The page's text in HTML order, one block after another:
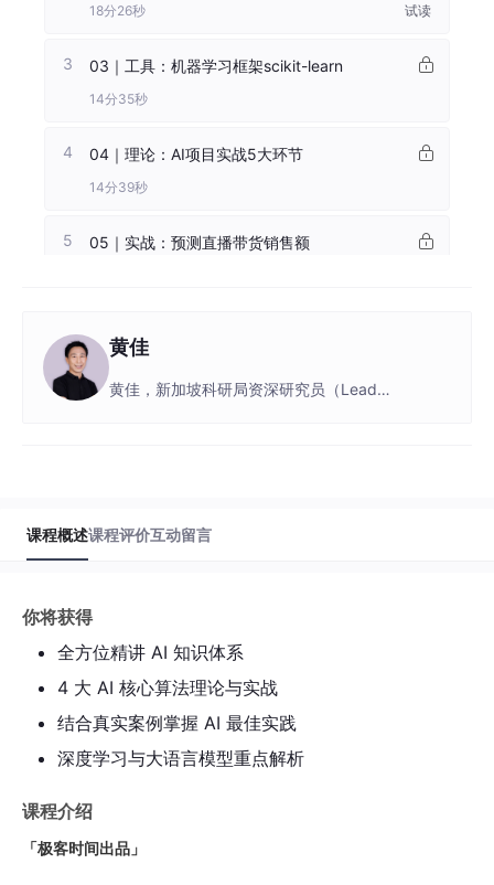
18分26秒 试读
3 03｜工具：机器学习框架scikit-learn
14分35秒
4 04｜理论：AI项目实战5大环节
14分39秒
5 05｜实战：预测直播带货销售额
1 06｜探索数据中蕴含的故事和商机
3
1 09｜各种各样的回归算法
40分45秒
2
10｜实战：通过回归模型预测电商用户的生
21分43秒
第四章 · 分类算法在医疗诊断中的应用
黄佳
黄佳，新加坡科研局资深研究员（Lead
图解：大模型是怎样构建的》《数据分析咖哥十
课程概述课程评价互动留言
你将获得
全方位精讲 AI 知识体系
4 大 AI 核心算法理论与实战
结合真实案例掌握 AI 最佳实践
深度学习与大语言模型重点解析
课程介绍
「极客时间出品」